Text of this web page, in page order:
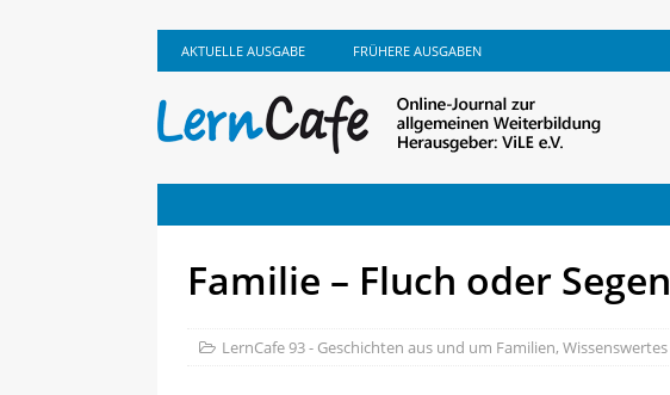
AKTUELLE AUSGABE FRÜHERE AUSGABEN
Familie – Fluch oder Segen
LernCafe 93 - Geschichten aus und um Familien, Wissenswertes